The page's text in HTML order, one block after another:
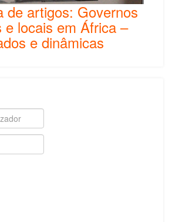
de artigos: Governos
e locais em África –
e dinâmicas